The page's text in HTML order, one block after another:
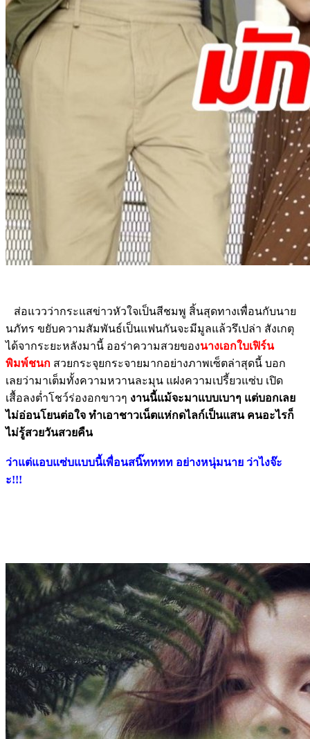
ส่อแววว่ากระแสข่าวหัวใจเป็นสีชมพู สิ้นสุดทางเพื่อนกับนาย
นภัทร ขยับความสัมพันธ์เป็นแฟนกันจะมีมูลแล้วรึเปล่า สังเกตุ
ได้จากระยะหลังมานี้ ออร่าความสวยของนางเอกใบเฟิร์น
พิมพ์ชนก สวยกระจุยกระจายมากอย่างภาพเซ็ตล่าสุดนี้ บอก
เลยว่ามาเต็มทั้งความหวานละมุน แฝงความเปรี้ยวแซ่บ เปิด
เสื้อลงต่ำโชว์ร่องอกขาวๆ งานนี้แม้จะมาแบบเบาๆ แต่บอกเลย
ไม่อ่อนโยนต่อใจ ทำเอาชาวเน็ตแห่กดไลก์เป็นแสน คนอะไรก็
ไม่รู้สวยวันสวยคืน
ว่าแต่แอบแซ่บแบบนี้เพื่อนสนิ๊ทททท อย่างหนุ่มนาย ว่าไงจ๊ะ
ะ!!!